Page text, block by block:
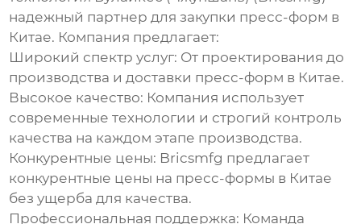
надежный партнер для закупки пресс-форм в
Китае. Компания предлагает:
Широкий спектр услуг: От проектирования до
производства и доставки пресс-форм в Китае.
Высокое качество: Компания использует
современные технологии и строгий контроль
качества на каждом этапе производства.
Конкурентные цены: Bricsmfg предлагает
конкурентные цены на пресс-формы в Китае
без ущерба для качества.
Профессиональная поддержка: Команда